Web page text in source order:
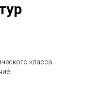
класса